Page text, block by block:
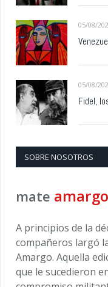
05/08/
05/08/
Fidel,
SOBRE NOSOTROS
mate amargo
A principios de la
compañeros largó
Amargo. Aquella
que le sucedieron